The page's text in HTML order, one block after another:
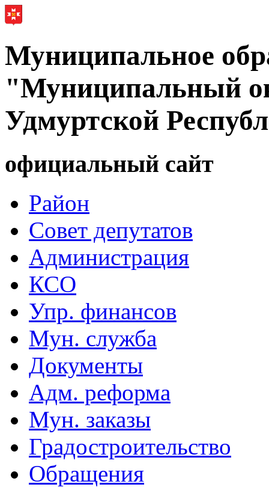
Муниципальное
"Муниципальный
Удмуртской
официальный сайт
Район
Совет депутатов
Администрация
КСО
Упр. финансов
Мун. служба
Документы
Адм. реформа
Мун. заказы
Градостроительство
Обращения